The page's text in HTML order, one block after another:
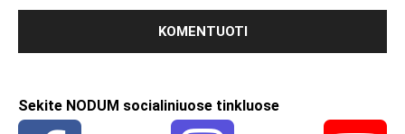
Sekite NODUM socialiniuose tinkluose